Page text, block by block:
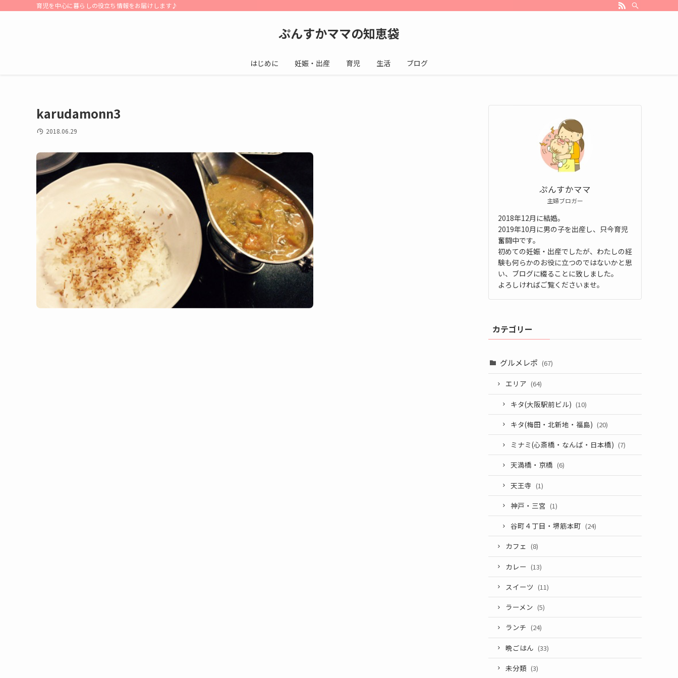
育児を中心に暮らしの役立ち情報をお届けします♪
ぷんすかママの知恵袋
はじめに 妊娠・出産 育児 生活 ブログ
karudamonn3
2018.06.29
ぷんすかママ
主婦ブロガー
2018年12月に結婚。
2019年10月に男の子を出産し、只今育児
奮闘中です。
初めての妊娠・出産でしたが、わたしの経
験も何らかのお役に立つのではないかと思
い、ブログに綴ることに致しました。
よろしければご覧くださいませ。
カテゴリー
グルメレポ (67)
エリア (64)
キタ(大阪駅前ビル) (10)
キタ(梅田・北新地・福島) (20)
ミナミ(心斎橋・なんば・日本橋) (7)
天満橋・京橋 (6)
天王寺 (1)
神戸・三宮 (1)
谷町４丁目・堺筋本町 (24)
カフェ (8)
カレー (13)
スイーツ (11)
ラーメン (5)
ランチ (24)
晩ごはん (33)
未分類 (3)